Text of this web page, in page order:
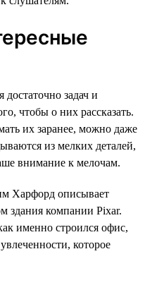
задач и
чтобы о них рассказать.
их заранее, можно даже
из мелких деталей,
внимание к мелочам.
Харфорд описывает
здания компании Pixar.
именно строился офис,
которое